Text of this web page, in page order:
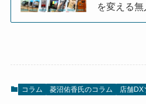
を変える
コラム 菱沼佑香氏のコラム 店舗DX